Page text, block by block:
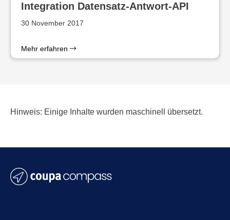
Integration Datensatz-Antwort-API
30 November 2017
Mehr erfahren
Hinweis: Einige Inhalte wurden maschinell übersetzt.